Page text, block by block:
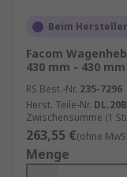
Beim
Facom
430 mm - 430 mm
RS Best.-Nr. 235-7296
Herst. Teile-Nr.
Zwischensumme (1
263,55 €(ohne
Menge